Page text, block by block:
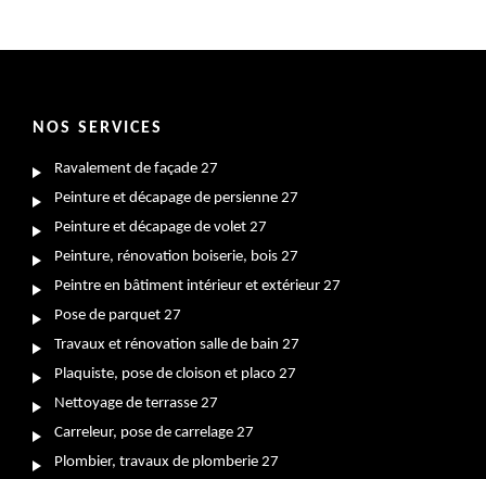
NOS SERVICES
Ravalement de façade 27
Peinture et décapage de persienne 27
Peinture et décapage de volet 27
Peinture, rénovation boiserie, bois 27
Peintre en bâtiment intérieur et extérieur 27
Pose de parquet 27
Travaux et rénovation salle de bain 27
Plaquiste, pose de cloison et placo 27
Nettoyage de terrasse 27
Carreleur, pose de carrelage 27
Plombier, travaux de plomberie 27